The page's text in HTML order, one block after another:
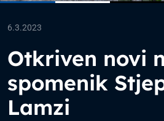
6.3.2023
Otkriven novi
spomenik
Lamzi